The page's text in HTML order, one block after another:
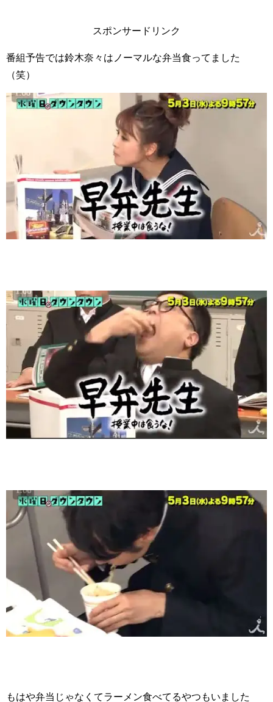
スポンサードリンク
番組予告では鈴木奈々はノーマルな弁当食ってました
（笑）
もはや弁当じゃなくてラーメン食べてるやつもいました